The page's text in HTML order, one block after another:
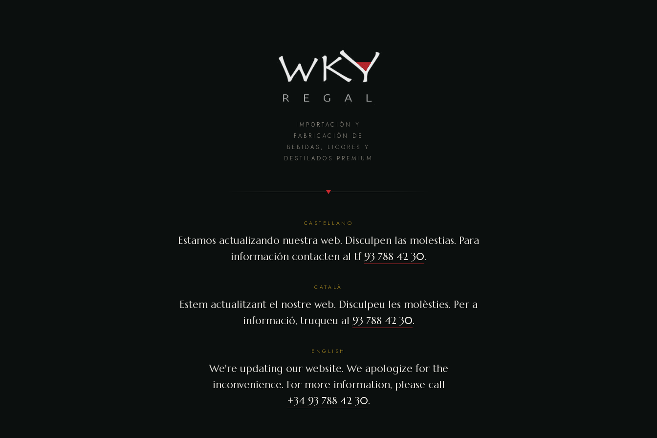
IMPORTACIÓN Y
FABRICACIÓN DE
BEBIDAS, LICORES Y
DESTILADOS PREMIUM
CASTELLANO
Estamos actualizando nuestra web. Disculpen las molestias. Para
información contacten al tf 93 788 42 30.
CATALÀ
Estem actualitzant el nostre web. Disculpeu les molèsties. Per a
informació, truqueu al 93 788 42 30.
ENGLISH
We're updating our website. We apologize for the
inconvenience. For more information, please call
+34 93 788 42 30.